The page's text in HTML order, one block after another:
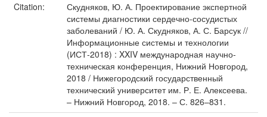
Citation:
Скудняков, Ю. А. Проектирование экспертной
системы диагностики сердечно-сосудистых
заболеваний / Ю. А. Скудняков, А. С. Барсук //
Информационные системы и технологии
(ИСТ-2018) : XXIV международная научно-
техническая конференция, Нижний Новгород,
2018 / Нижегородский государственный
технический университет им. Р. Е. Алексеева.
– Нижний Новгород, 2018. – С. 826–831.